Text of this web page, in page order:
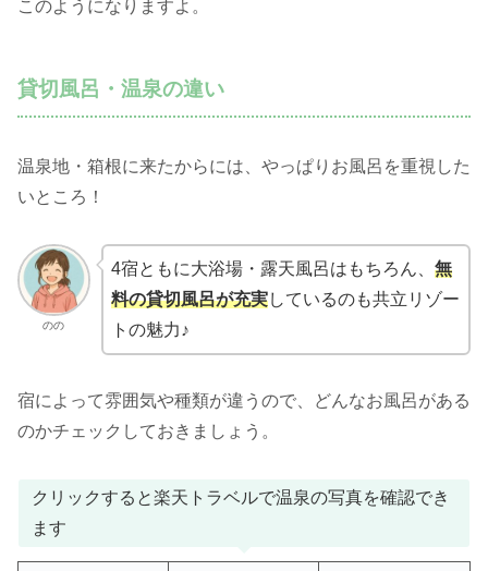
このようになりますよ。
貸切風呂・温泉の違い
温泉地・箱根に来たからには、やっぱりお風呂を重視した
いところ！
のの
4宿ともに大浴場・露天風呂はもちろん、 無
料の貸切風呂が充実しているのも共立リゾー
トの魅力♪
宿によって雰囲気や種類が違うので、どんなお風呂がある
のかチェックしておきましょう。
クリックすると楽天トラベルで温泉の写真を確認でき
ます